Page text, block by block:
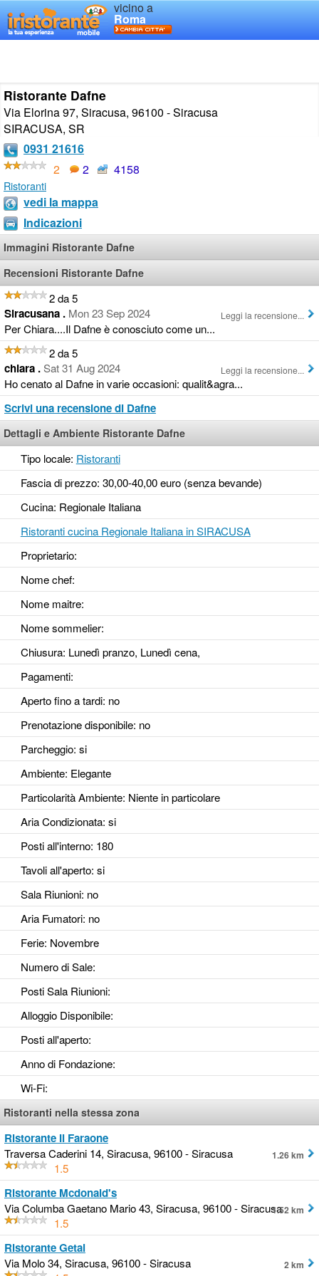
vicino a
Roma
Ristorante Dafne
Via Elorina 97, Siracusa, 96100 - Siracusa
SIRACUSA, SR
0931 21616
2
2 4158
Ristoranti
vedi la mappa
Indicazioni
Immagini Ristorante Dafne
Recensioni Ristorante Dafne
2 da 5
Siracusana . Mon 23 Sep 2024
Per Chiara....Il Dafne è conosciuto come un...
Leggi la recensione...
2 da 5
chiara .Sat 31 Aug 2024
Ho cenato al Dafne in varie occasioni: qualit&agra...
Leggi la recensione...
Scrivi una recensione di Dafne
Dettagli e Ambiente Ristorante Dafne
Tipo locale: Ristoranti
Fascia di prezzo: 30,00-40,00 euro (senza bevande)
Cucina: Regionale Italiana
Ristoranti cucina Regionale Italiana in SIRACUSA
Proprietario:
Nome chef:
Nome maitre:
Nome sommelier:
Chiusura: Lunedì pranzo, Lunedì cena,
Pagamenti:
Aperto fino a tardi: no
Prenotazione disponibile: no
Parcheggio: si
Ambiente: Elegante
Particolarità Ambiente: Niente in particolare
Aria Condizionata: si
Posti all'interno: 180
Tavoli all'aperto: si
Sala Riunioni: no
Aria Fumatori: no
Ferie: Novembre
Numero di Sale:
Posti Sala Riunioni:
Alloggio Disponibile:
Posti all'aperto:
Anno di Fondazione:
Wi-Fi:
Ristoranti nella stessa zona
Ristorante Il Faraone
Traversa Caderini 14, Siracusa, 96100 - Siracusa
1.5
1.26 km
Ristorante Mcdonald's
Via Columba Gaetano Mario 43, Siracusa, 96100 - Siracusa
1.5
1.52 km
Ristorante Getal
Via Molo 34, Siracusa, 96100 - Siracusa
2 km